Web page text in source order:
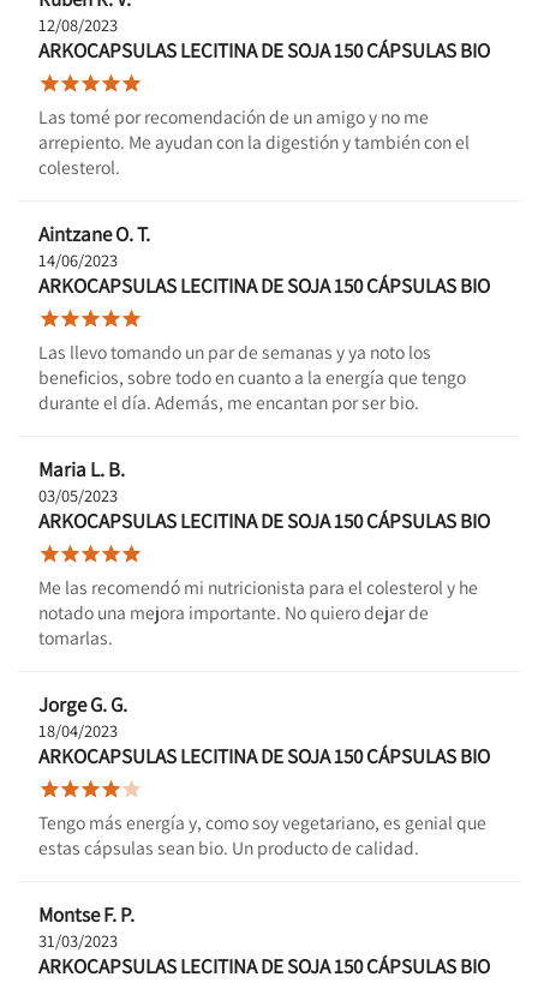
12/08/2023
ARKOCAPSULAS LECITINA DE SOJA 150 CÁPSULAS BIO

Las tomé por recomendación de un amigo y no me
arrepiento. Me ayudan con la digestión y también con el
colesterol.
Aintzane O. T.
14/06/2023
ARKOCAPSULAS LECITINA DE SOJA 150 CÁPSULAS BIO

Las llevo tomando un par de semanas y ya noto los
beneficios, sobre todo en cuanto a la energía que tengo
durante el día. Además, me encantan por ser bio.
Maria L. B.
03/05/2023
ARKOCAPSULAS LECITINA DE SOJA 150 CÁPSULAS BIO

Me las recomendó mi nutricionista para el colesterol y he
notado una mejora importante. No quiero dejar de
tomarlas.
Jorge G. G.
18/04/2023
ARKOCAPSULAS LECITINA DE SOJA 150 CÁPSULAS BIO

Tengo más energía y, como soy vegetariano, es genial que
estas cápsulas sean bio. Un producto de calidad.
Montse F. P.
31/03/2023
ARKOCAPSULAS LECITINA DE SOJA 150 CÁPSULAS BIO